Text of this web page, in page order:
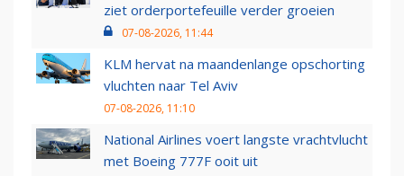
ziet orderportefeuille verder groeien
07-08-2026, 11:44
KLM hervat na maandenlange opschorting
vluchten naar Tel Aviv
07-08-2026, 11:10
National Airlines voert langste vrachtvlucht
met Boeing 777F ooit uit